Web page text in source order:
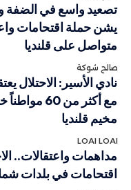
تصعيد واسع في الضفة
يشن حملة اقتحامات
متواصل على قلنديا
صالح شوكة
نادي الأسير: الاحتلال
مع أكثر من
مخيم قلنديا
LOAI LOAI
مداهمات واعتقالات..
اقتحامات في بلدات